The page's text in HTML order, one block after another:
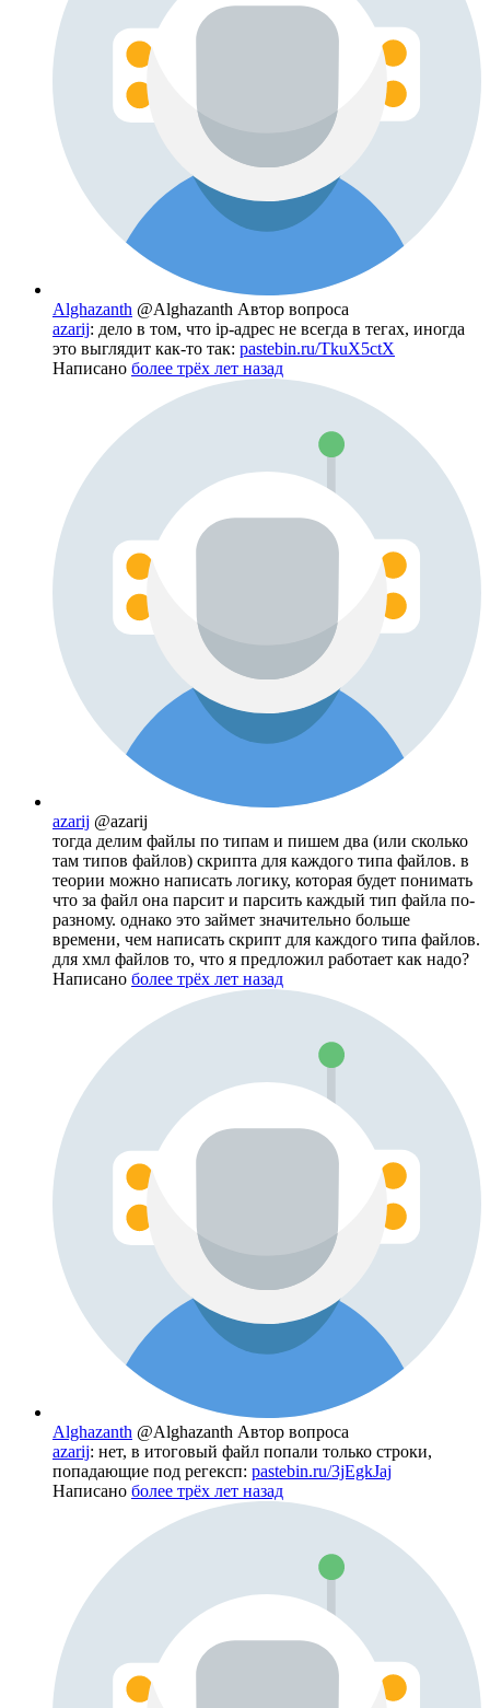
Alghazanth @Alghazanth Автор вопроса
azarij: дело в том, что ip-адрес не всегда в тегах, иногда
это выглядит как-то так: pastebin.ru/TkuX5ctX
Написано более трёх лет назад
azarij @azarij
тогда делим файлы по типам и пишем два (или сколько
там типов файлов) скрипта для каждого типа файлов. в
теории можно написать логику, которая будет понимать
что за файл она парсит и парсить каждый тип файла по-
разному. однако это займет значительно больше
времени, чем написать скрипт для каждого типа файлов.
для хмл файлов то, что я предложил работает как надо?
Написано более трёх лет назад
Alghazanth @Alghazanth Автор вопроса
azarij: нет, в итоговый файл попали только строки,
попадающие под регексп: pastebin.ru/3jEgkJaj
Написано более трёх лет назад